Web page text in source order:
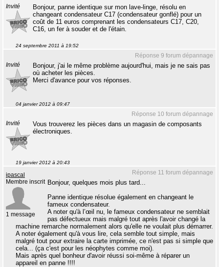
Invité
Bonjour, panne identique sur mon lave-linge, résolu en
changeant condensateur C17 (condensateur gonflé) pour un
coût de 11 euros comprenant les condensateurs C17, C20,
C16, un fer à souder et de l'étain.
24 septembre 2011 à 19:52
Réponse 9 forum dépannage
Invité
Bonjour, j'ai le même problème aujourd'hui, mais je ne sais pas
où acheter les pièces.
Merci d'avance pour vos réponses.
04 janvier 2012 à 09:47
Réponse 10 forum dépannage
Invité
Vous trouverez les pièces dans un magasin de composants
électroniques.
19 janvier 2012 à 20:43
Réponse 11 forum dépannage
ipascal
Membre inscrit
1 message
Bonjour, quelques mois plus tard...
Panne identique résolue également en changeant le
fameux condensateur.
A noter qu'à l’œil nu, le fameux condensateur ne semblait
pas défectueux mais malgré tout après l'avoir changé la
machine remarche normalement alors qu'elle ne voulait plus démarrer.
A noter également qu'à vous lire, cela semble tout simple, mais
malgré tout pour extraire la carte imprimée, ce n'est pas si simple que
cela... (ça c'est pour les néophytes comme moi).
Mais après quel bonheur d'avoir réussi soi-même à réparer un
appareil en panne !!!!